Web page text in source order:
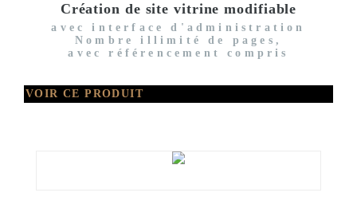
Création de site vitrine modifiable
avec interface d'administration
Nombre illimité de pages,
avec référencement compris
VOIR CE PRODUIT